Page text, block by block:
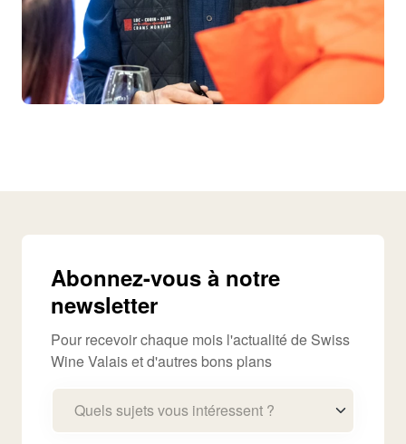
Abonnez-vous à notre
newsletter
Pour recevoir chaque mois l'actualité de Swiss
Wine Valais et d'autres bons plans
Quels sujets vous intéressent ?